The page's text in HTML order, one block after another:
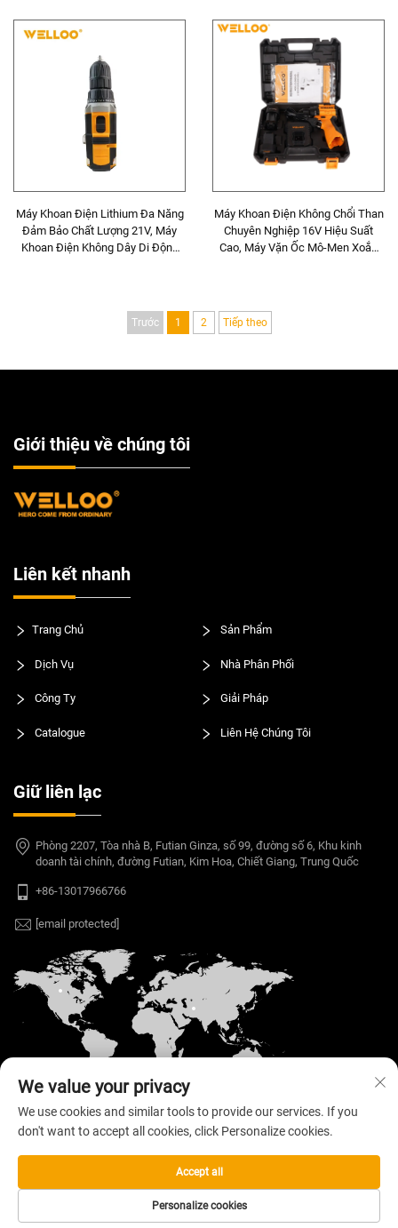
Làm & Xây Dựng
Máy Khoan Điện Lithium Đa Năng
Đảm Bảo Chất Lượng 21V, Máy
Khoan Điện Không Dây Di Động
Máy Khoan Điện Không Chổi Than
Chuyên Nghiệp 16V Hiệu Suất
Cao, Máy Vặn Ốc Mô-Men Xoắn
Trước 1 2 Tiếp theo
Giới thiệu về chúng tôi
Liên kết nhanh
Trang Chủ Sản Phẩm
Dịch Vụ Nhà Phân Phối
Công Ty Giải Pháp
Catalogue Liên Hệ Chúng Tôi
Giữ liên lạc
Phòng 2207, Tòa nhà B, Futian Ginza, số 99, đường số 6, Khu kinh
doanh tài chính, đường Futian, Kim Hoa, Chiết Giang, Trung Quốc
+86-13017966766
[email protected]
Bản quyền © 2026 Công ty TNHH Công nghệ Điện
tử Welloo. Mọi quyền được bảo lưu. —Chính sách
We value your privacy
We use cookies and similar tools to provide our services. If you
don't want to accept all cookies, click Personalize cookies.
Personalize cookies
Accept all